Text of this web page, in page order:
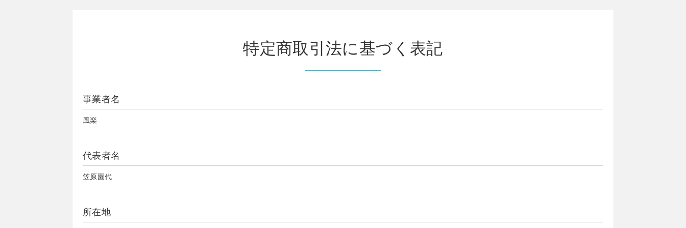
特定商取引法に基づく表記
事業者名
風楽
代表者名
笠原園代
所在地